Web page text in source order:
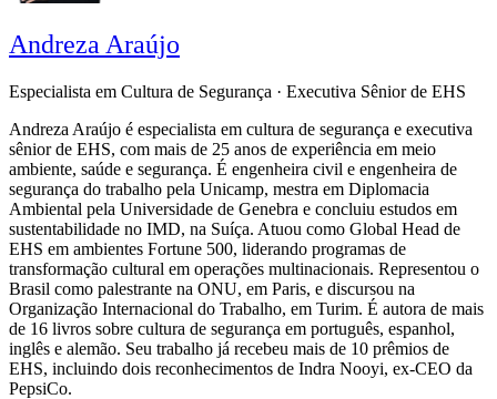
Andreza Araújo
Especialista em Cultura de Segurança · Executiva Sênior de EHS
Andreza Araújo é especialista em cultura de segurança e executiva
sênior de EHS, com mais de 25 anos de experiência em meio
ambiente, saúde e segurança. É engenheira civil e engenheira de
segurança do trabalho pela Unicamp, mestra em Diplomacia
Ambiental pela Universidade de Genebra e concluiu estudos em
sustentabilidade no IMD, na Suíça. Atuou como Global Head de
EHS em ambientes Fortune 500, liderando programas de
transformação cultural em operações multinacionais. Representou o
Brasil como palestrante na ONU, em Paris, e discursou na
Organização Internacional do Trabalho, em Turim. É autora de mais
de 16 livros sobre cultura de segurança em português, espanhol,
inglês e alemão. Seu trabalho já recebeu mais de 10 prêmios de
EHS, incluindo dois reconhecimentos de Indra Nooyi, ex-CEO da
PepsiCo.